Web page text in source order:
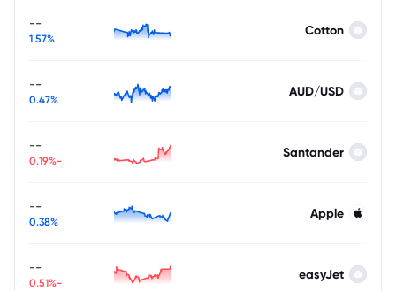
Cotton
--
1.57%
AUD/USD
--
0.47%
Santander
--
-0.19%
Apple
--
0.38%
easyJet
--
-0.51%